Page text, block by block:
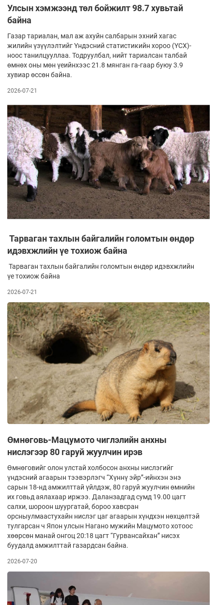
Улсын хэмжээнд төл бойжилт 98.7 хувьтай
байна
Газар тариалан, мал аж ахуйн салбарын эхний хагас
жилийн үзүүлэлтийг Үндэсний статистикийн хороо (ҮСХ)-
ноос танилцууллаа. Тодруулбал, нийт тариалсан талбай
өмнөх оны мөн үеийнхээс 21.8 мянган га-гаар буюу 3.9
хувиар өссөн байна.
2026-07-21
Тарваган тахлын байгалийн голомтын өндөр
идэвхжлийн үе тохиож байна
Тарваган тахлын байгалийн голомтын өндөр идэвхжлийн
үе тохиож байна
2026-07-21
Өмнөговь-Мацумото чиглэлийн анхны
нислэгээр 80 гаруй жуулчин ирэв
Өмнөговийг олон улстай холбосон анхны нислэгийг
үндэсний агаарын тээвэрлэгч “Хүннү эйр”-ийнхэн энэ
сарын 18-нд амжилттай үйлдэж, 80 гаруй жуулчин өмнийн
их говьд аялахаар иржээ. Даланзадгад сумд 19.00 цагт
салхи, шороон шуургатай, бороо хавсран
орсныулмаастухайн нислэг цаг агаарын хүндхэн нөхцөлтэй
тулгарсан ч Япон улсын Нагано мужийн Мацумото хотоос
хөөрсөн манай онгоц 20:18 цагт “Гурвансайхан” нисэх
буудалд амжилттай газардсан байна.
2026-07-20